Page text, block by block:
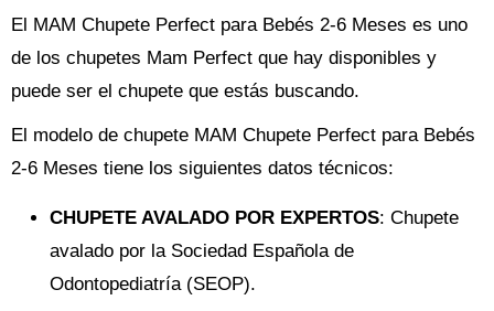
El MAM Chupete Perfect para Bebés 2-6 Meses es uno
de los chupetes Mam Perfect que hay disponibles y
puede ser el chupete que estás buscando.
El modelo de chupete MAM Chupete Perfect para Bebés
2-6 Meses tiene los siguientes datos técnicos:
CHUPETE AVALADO POR EXPERTOS: Chupete
avalado por la Sociedad Española de
Odontopediatría (SEOP).